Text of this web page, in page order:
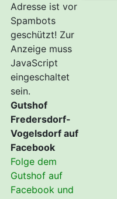
Adresse ist vor
Spambots
geschützt! Zur
Anzeige muss
JavaScript
eingeschaltet
sein.
Gutshof
Fredersdorf-
Vogelsdorf auf
Facebook
Folge dem
Gutshof auf
Facebook und